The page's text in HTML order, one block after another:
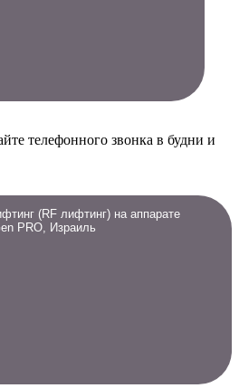
телефонного звонка в будни и
(RF лифтинг) на аппарате
PRO, Израиль